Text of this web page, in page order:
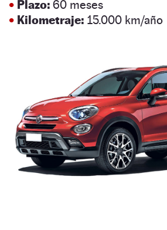
• Plazo: 60 meses
• Kilometraje: 15.000 km/año